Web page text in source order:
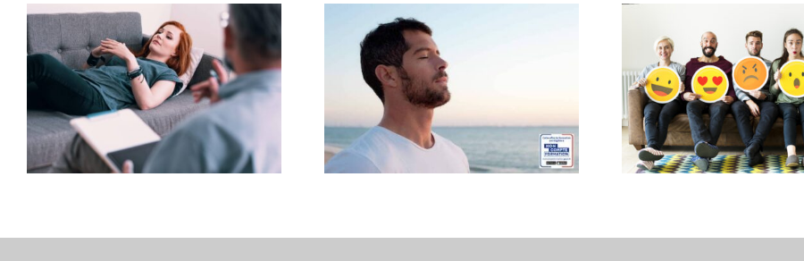
Comprendre l’hypnose :
fonctionnement, bienfaits et
applications
Titre RNCP : La Formation
Sophrologie pour une
Reconnaissance Officielle
LES EMOTIONS SONT